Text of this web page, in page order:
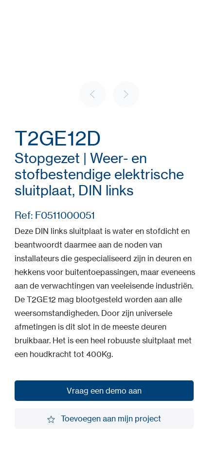
T2GE12D
Stopgezet | Weer- en
stofbestendige elektrische
sluitplaat, DIN links
Ref: F0511000051
Deze DIN links sluitplaat is water en stofdicht en
beantwoordt daarmee aan de noden van
installateurs die gespecialiseerd zijn in deuren en
hekkens voor buitentoepassingen, maar eveneens
aan de verwachtingen van veeleisende industriën.
De T2GE12 mag blootgesteld worden aan alle
weersomstandigheden. Door zijn universele
afmetingen is dit slot in de meeste deuren
bruikbaar. Het is een heel robuuste sluitplaat met
een houdkracht tot 400Kg.
Vraag een demo aan
Toevoegen aan mijn project